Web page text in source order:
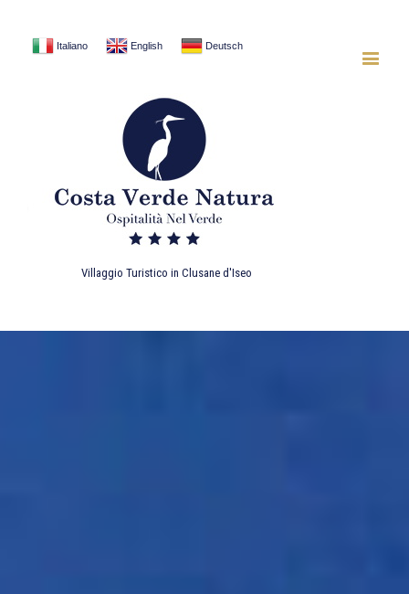
Italiano English Deutsch
Villaggio Turistico in Clusane d'Iseo